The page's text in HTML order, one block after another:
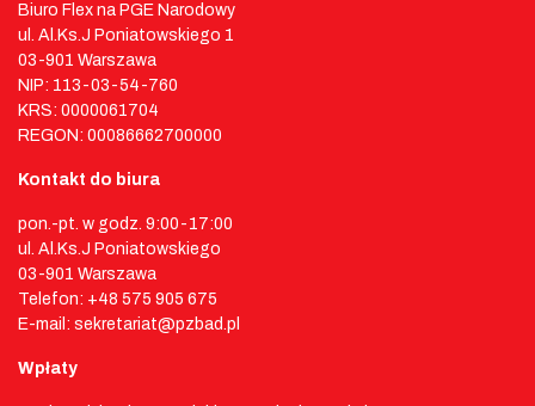
Biuro Flex na PGE Narodowy
ul. Al.Ks.J Poniatowskiego 1
03-901 Warszawa
NIP: 113-03-54-760
KRS: 0000061704
REGON: 00086662700000
Kontakt do biura
pon.-pt. w godz. 9:00-17:00
ul. Al.Ks.J Poniatowskiego
03-901 Warszawa
Telefon: +48 575 905 675
E-mail: sekretariat@pzbad.pl
Wpłaty